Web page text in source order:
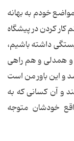
خودم به بهانه
کار کردن در پیشگاه
داشته باشیم،
و همدلی و هم راهی
و این باور من است
و آن کسانی که به
خودشان متوجه